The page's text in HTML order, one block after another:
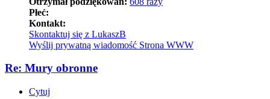
Płeć:
Kontakt:
Skontaktuj się z LukaszB
Wyślij prywatną wiadomość Strona WWW
Re: Mury obronne
Cytuj